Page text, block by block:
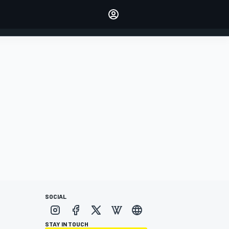
ACCEDI
SOCIAL
STAY IN TOUCH